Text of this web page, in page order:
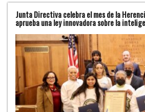
Junta Directiva celebra el mes de la
aprueba una ley innovadora sobre la